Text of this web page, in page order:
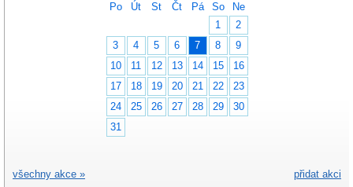
Po Út St Čt Pá So
Ne
1
2
3
4 5 6 7 8
9
10
11 12 13 14 15
16
17
18 19 20 21 22
23
24
25 26 27 28 29
30
31
přidat akci
všechny akce »